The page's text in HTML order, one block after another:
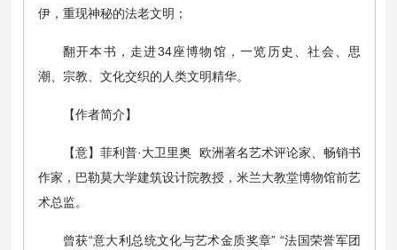
伊，重现神秘的法老文明；
翻开本书，走进34座博物馆，一览历史、社会、思
潮、宗教、文化交织的人类文明精华。
【作者简介】
【意】菲利普·大卫里奥 欧洲著名艺术评论家、畅销书
作家，巴勒莫大学建筑设计院教授，米兰大教堂博物馆前艺
术总监。
曾获“意大利总统文化与艺术金质奖章” “法国荣誉军团